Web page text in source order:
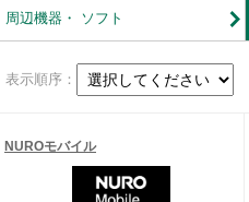
周辺機器・ ソフト
表示順序：
NUROモバイル